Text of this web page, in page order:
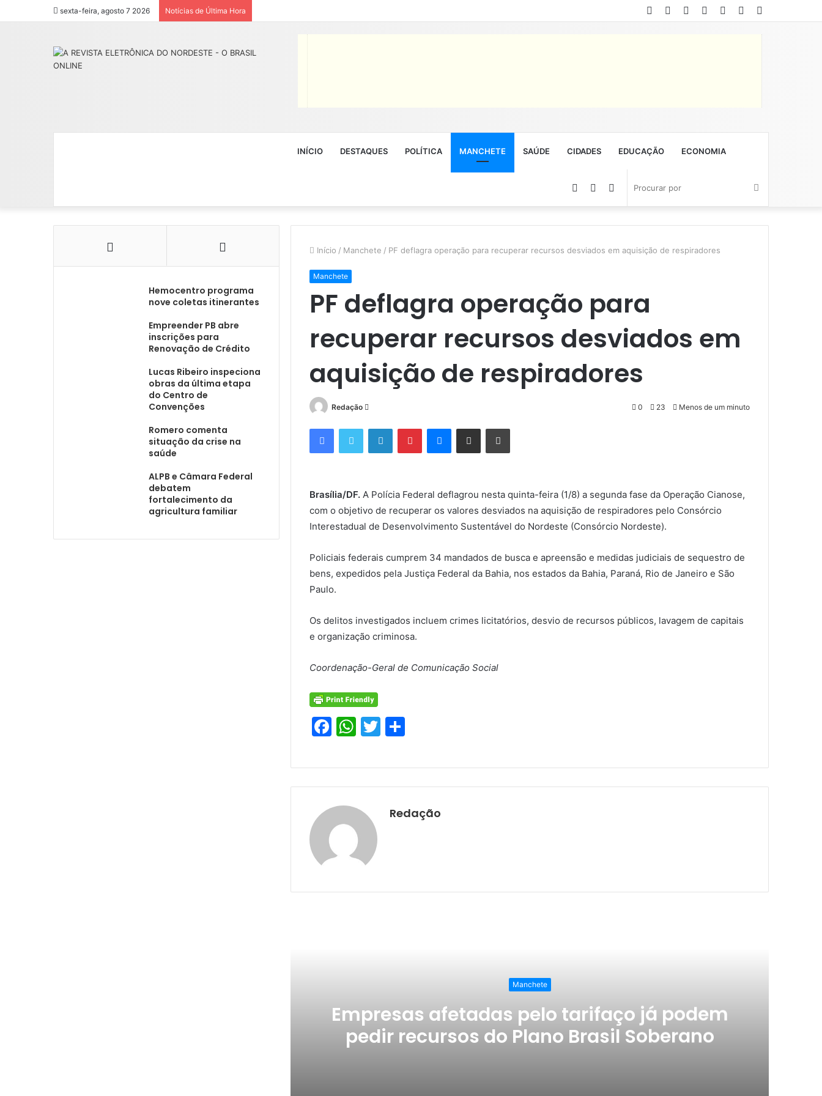
sexta-feira, agosto 7 2026 Notícias de Última Hora
Artigo
aleatório
Entrar
Instagram
YouTube
Twitter
Facebook
INÍCIO DESTAQUES POLÍTICA MANCHETE SAÚDE CIDADES EDUCAÇÃO ECONOMIA
Procurar
por
Switch
skin
Barra
Lateral
Artigo
aleatório
Início / Manchete / PF deflagra operação para recuperar recursos desviados em aquisição de respiradores
Manchete
PF deflagra operação para
recuperar recursos desviados em
aquisição de respiradores
Redação
mail
0 23 Menos de um minuto
FacebookTwitter LinkedinPinterestMessenger
Compartilhar via e-mail Imprimir
Brasília/DF. A Polícia Federal deflagrou nesta quinta-feira (1/8) a segunda fase da Operação Cianose,
com o objetivo de recuperar os valores desviados na aquisição de respiradores pelo Consórcio
Interestadual de Desenvolvimento Sustentável do Nordeste (Consórcio Nordeste).
Policiais federais cumprem 34 mandados de busca e apreensão e medidas judiciais de sequestro de
bens, expedidos pela Justiça Federal da Bahia, nos estados da Bahia, Paraná, Rio de Janeiro e São
Paulo.
Os delitos investigados incluem crimes licitatórios, desvio de recursos públicos, lavagem de capitais
e organização criminosa.
Coordenação-Geral de Comunicação Social
F
c
e
b
o
o
k
W
at
s
A
p
p
T
itt
er
ar
e
Redação
Manchete
Empresas afetadas pelo tarifaço já podem
pedir recursos do Plano Brasil Soberano
Hemocentro programa
nove coletas itinerantes
Empreender PB abre
inscrições para
Renovação de Crédito
Lucas Ribeiro inspeciona
obras da última etapa
do Centro de
Convenções
Romero comenta
situação da crise na
saúde
ALPB e Câmara Federal
debatem
fortalecimento da
agricultura familiar